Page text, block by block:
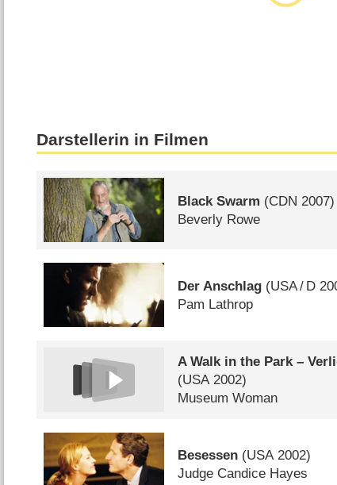
Darstellerin in Filmen
Black Swarm (CDN 2007)
Beverly Rowe
Der Anschlag (USA/ D
Pam Lathrop
A Walk in the Park –
(USA2002)
Museum Woman
Besessen (USA2002)
Judge Candice Hayes